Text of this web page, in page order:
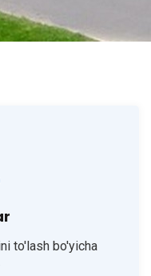
to'lash bo'yicha